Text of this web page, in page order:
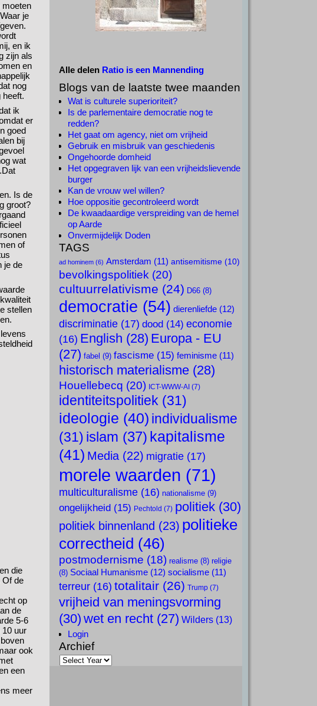
moeten
je
en ik
zijn als
en
nog
heeft.
ik
er
goed
bij
wat
Is de
groot?
of
je de
stellen
die
Of de
op
de
5-6
10 uur
ook
een
meer
Alle delen Ratio is een Mannending
Blogs van de laatste twee maanden
Wat is culturele superioriteit?
Is de parlementaire democratie nog te
redden?
Het gaat om agency, niet om vrijheid
Gebruik en misbruik van geschiedenis
Ongehoorde domheid
Het opgegraven lijk van een vrijheidslievende
burger
Kan de vrouw wel willen?
Hoe oppositie gecontroleerd wordt
De kwaadaardige verspreiding van de hemel
op Aarde
Onvermijdelijk Doden
TAGS
ad hominem (6) Amsterdam (11) antisemitisme (10)
bevolkingspolitiek (20)
cultuurrelativisme (24) D66 (8)
democratie (54) dierenliefde (12)
discriminatie (17) dood (14) economie
(16) English (28) Europa - EU
(27) fabel (9) fascisme (15) feminisme (11)
historisch materialisme (28)
Houellebecq (20) ICT-WWW-AI (7)
identiteitspolitiek (31)
ideologie (40) individualisme
(31) islam (37) kapitalisme
(41) Media (22) migratie (17)
morele waarden (71)
multiculturalisme (16) nationalisme (9)
ongelijkheid (15) Pechtold (7) politiek (30)
politiek binnenland (23) politieke
correctheid (46)
postmodernisme (18) realisme (8) religie
(8) Sociaal Humanisme (12) socialisme (11)
terreur (16) totalitair (26) Trump (7)
vrijheid van meningsvorming
(30) wet en recht (27) Wilders (13)
Login
Archief